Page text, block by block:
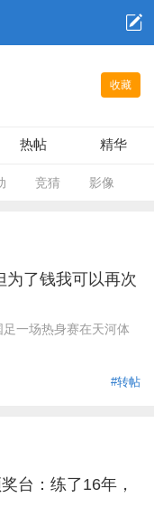
收藏
热帖 精华
竞猜 影像
了钱我可以再次
一场热身赛在天河体
#转帖
台：练了16年，